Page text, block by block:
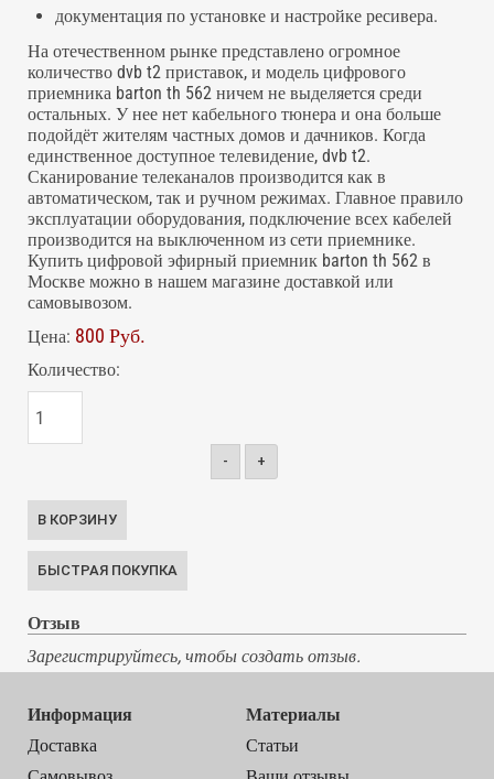
документация по установке и настройке ресивера.
На отечественном рынке представлено огромное
количество dvb t2 приставок, и модель цифрового
приемника barton th 562 ничем не выделяется среди
остальных. У нее нет кабельного тюнера и она больше
подойдёт жителям частных домов и дачников. Когда
единственное доступное телевидение, dvb t2.
Сканирование телеканалов производится как в
автоматическом, так и ручном режимах. Главное правило
эксплуатации оборудования, подключение всех кабелей
производится на выключенном из сети приемнике.
Купить цифровой эфирный приемник barton th 562 в
Москве можно в нашем магазине доставкой или
самовывозом.
Цена: 800 Руб.
Количество:
- +
Отзыв
Зарегистрируйтесь, чтобы создать отзыв.
Информация
Доставка
Материалы
Статьи